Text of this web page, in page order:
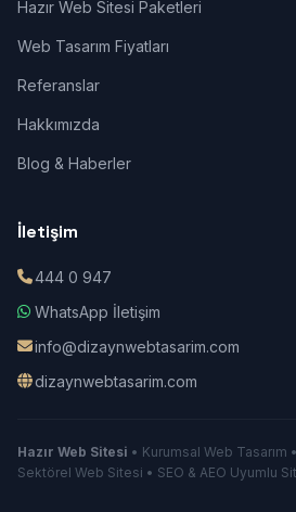
Hazır Web Sitesi Paketleri
Web Tasarım Fiyatları
Referanslar
Hakkımızda
Blog & Haberler
İletişim
444 0 947
WhatsApp İletişim
info@dizaynwebtasarim.com
dizaynwebtasarim.com
Hazır Web Sitesi • Kurumsal Web Tasarım
Sektörel Web Sitesi • SEO & AEO Uyumlu